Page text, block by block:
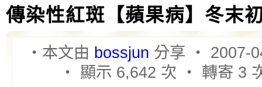
傳染性紅斑【蘋果病】冬末
‧本文由 bossjun 分享 ‧ 2007-
‧ 顯示 6,642 次 ‧ 轉寄 3